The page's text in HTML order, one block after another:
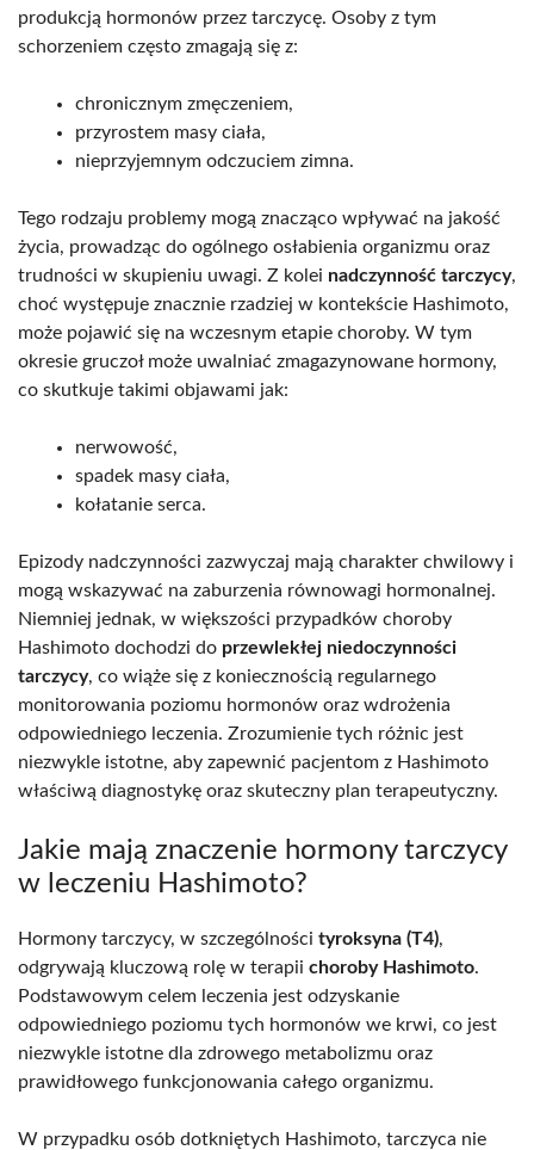
produkcją hormonów przez tarczycę. Osoby z tym
schorzeniem często zmagają się z:
chronicznym zmęczeniem,
przyrostem masy ciała,
nieprzyjemnym odczuciem zimna.
Tego rodzaju problemy mogą znacząco wpływać na jakość
życia, prowadząc do ogólnego osłabienia organizmu oraz
trudności w skupieniu uwagi. Z kolei nadczynność tarczycy,
choć występuje znacznie rzadziej w kontekście Hashimoto,
może pojawić się na wczesnym etapie choroby. W tym
okresie gruczoł może uwalniać zmagazynowane hormony,
co skutkuje takimi objawami jak:
nerwowość,
spadek masy ciała,
kołatanie serca.
Epizody nadczynności zazwyczaj mają charakter chwilowy i
mogą wskazywać na zaburzenia równowagi hormonalnej.
Niemniej jednak, w większości przypadków choroby
Hashimoto dochodzi do przewlekłej niedoczynności
tarczycy, co wiąże się z koniecznością regularnego
monitorowania poziomu hormonów oraz wdrożenia
odpowiedniego leczenia. Zrozumienie tych różnic jest
niezwykle istotne, aby zapewnić pacjentom z Hashimoto
właściwą diagnostykę oraz skuteczny plan terapeutyczny.
Jakie mają znaczenie hormony tarczycy
w leczeniu Hashimoto?
Hormony tarczycy, w szczególności tyroksyna (T4),
odgrywają kluczową rolę w terapii choroby Hashimoto.
Podstawowym celem leczenia jest odzyskanie
odpowiedniego poziomu tych hormonów we krwi, co jest
niezwykle istotne dla zdrowego metabolizmu oraz
prawidłowego funkcjonowania całego organizmu.
W przypadku osób dotkniętych Hashimoto, tarczyca nie